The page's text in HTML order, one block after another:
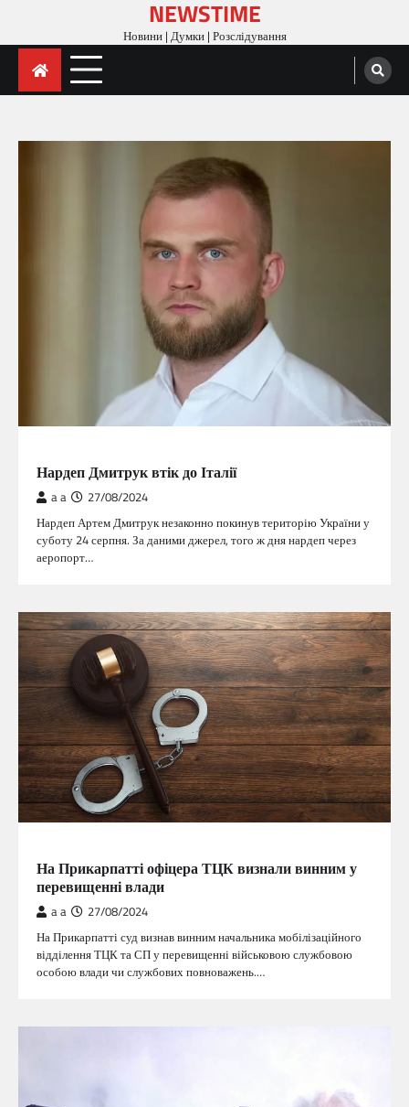
content
NEWSTIME
Новини | Думки | Розслідування
Нардеп Дмитрук втік до Італії
a a 27/08/2024
Нардеп Артем Дмитрук незаконно покинув територію України у
суботу 24 серпня. За даними джерел, того ж дня нардеп через
аеропорт…
На Прикарпатті офіцера ТЦК визнали винним у
перевищенні влади
a a 27/08/2024
На Прикарпатті суд визнав винним начальника мобілізаційного
відділення ТЦК та СП у перевищенні військовою службовою
особою влади чи службових повноважень.…